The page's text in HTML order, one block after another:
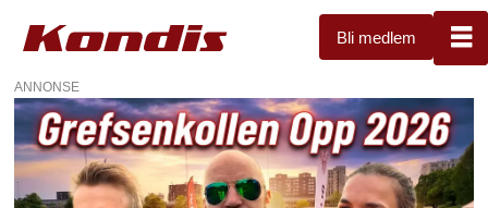
Bli medlem
Tag:
grefsenkollen
ANNONSE